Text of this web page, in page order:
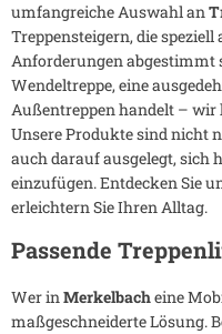
umfangreiche Auswahl an
Treppensteigern, die
Anforderungen abgestimmt
Wendeltreppe, eine
Außentreppen handelt – wir
Unsere Produkte sind nicht
auch darauf ausgelegt, sich
einzufügen. Entdecken Sie
erleichtern Sie Ihren Alltag.
Passende
Wer inMerkelbacheine
maßgeschneiderte Lösung.